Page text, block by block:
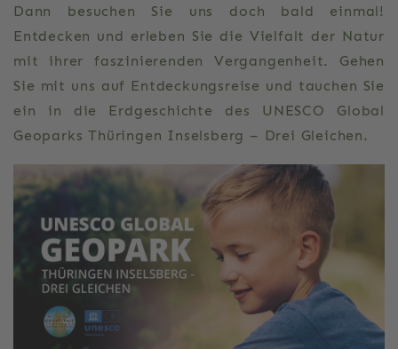
Dann besuchen Sie uns doch bald einmal!
Entdecken und erleben Sie die Vielfalt der Natur
mit ihrer faszinierenden Vergangenheit. Gehen
Sie mit uns auf Entdeckungsreise und tauchen Sie
ein in die Erdgeschichte des UNESCO Global
Geoparks Thüringen Inselsberg – Drei Gleichen.